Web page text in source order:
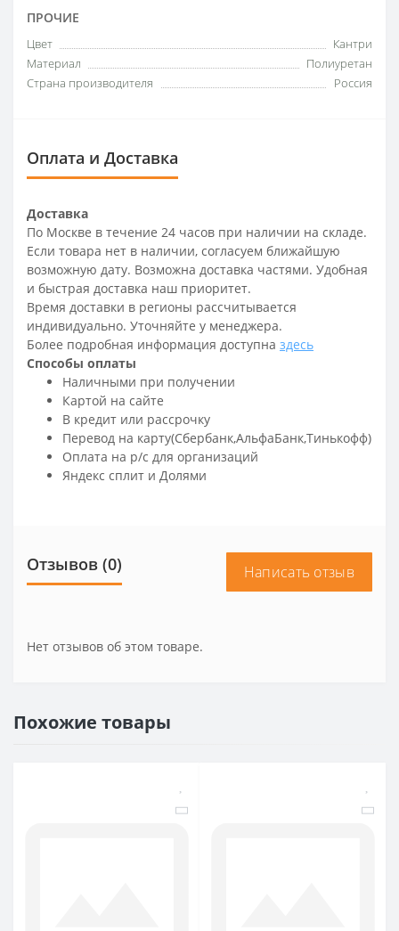
ПРОЧИЕ
Цвет
Кантри
Материал
Полиуретан
Страна производителя
Россия
Оплата и Доставка
Доставка
По Москве в течение 24 часов при наличии на складе.
Если товара нет в наличии, согласуем ближайшую
возможную дату. Возможна доставка частями. Удобная
и быстрая доставка наш приоритет.
Время доставки в регионы рассчитывается
индивидуально. Уточняйте у менеджера.
Более подробная информация доступна здесь
Способы оплаты
Наличными при получении
Картой на сайте
В кредит или рассрочку
Перевод на карту(Сбербанк,АльфаБанк,Тинькофф)
Оплата на р/c для организаций
Яндекс сплит и Долями
Отзывов (0) Написать отзыв
Нет отзывов об этом товаре.
Похожие товары